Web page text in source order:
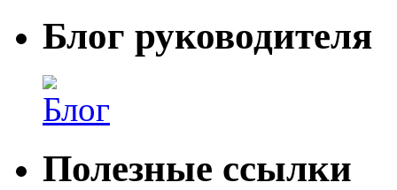
Блог руководителя
Блог
Полезные ссылки